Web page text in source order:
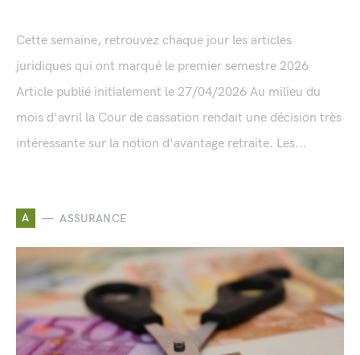
Cette semaine, retrouvez chaque jour les articles
juridiques qui ont marqué le premier semestre 2026
Article publié initialement le 27/04/2026 Au milieu du
mois d'avril la Cour de cassation rendait une décision très
intéressante sur la notion d'avantage retraite. Les...
A ASSURANCE